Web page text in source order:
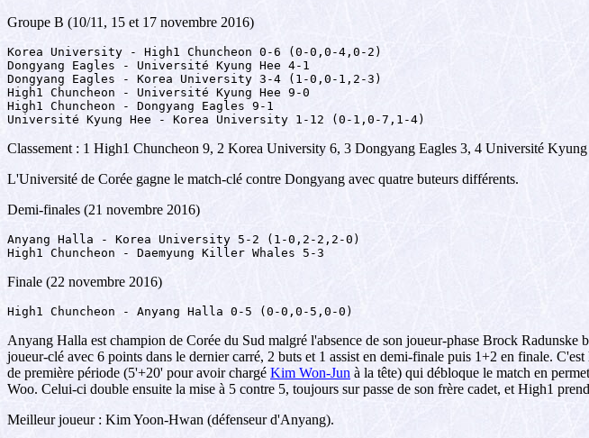
Groupe B (10/11, 15 et 17 novembre 2016)
Korea University - High1 Chuncheon 0-6 (0-0,0-4,0-2)
Dongyang Eagles - Université Kyung Hee 4-1
Dongyang Eagles - Korea University 3-4 (1-0,0-1,2-3)
High1 Chuncheon - Université Kyung Hee 9-0
High1 Chuncheon - Dongyang Eagles 9-1
Université Kyung Hee - Korea University 1-12 (0-1,0-7,1-4)
Classement : 1 High1 Chuncheon 9, 2 Korea University 6, 3 Dongyang Eagles 3, 4 Université Kyung
L'Université de Corée gagne le match-clé contre Dongyang avec quatre buteurs différents.
Demi-finales (21 novembre 2016)
Anyang Halla - Korea University 5-2 (1-0,2-2,2-0)
High1 Chuncheon - Daemyung Killer Whales 5-3
Finale (22 novembre 2016)
High1 Chuncheon - Anyang Halla 0-5 (0-0,0-5,0-0)
Anyang Halla est champion de Corée du Sud malgré l'absence de son joueur-phase Brock Radunske
joueur-clé avec 6 points dans le dernier carré, 2 buts et 1 assist en demi-finale puis 1+2 en finale.
de première période (5'+20' pour avoir chargé Kim Won-Jun à la tête) qui débloque le match en
Woo. Celui-ci double ensuite la mise à 5 contre 5, toujours sur passe de son frère cadet, et High1
Meilleur joueur : Kim Yoon-Hwan (défenseur d'Anyang).